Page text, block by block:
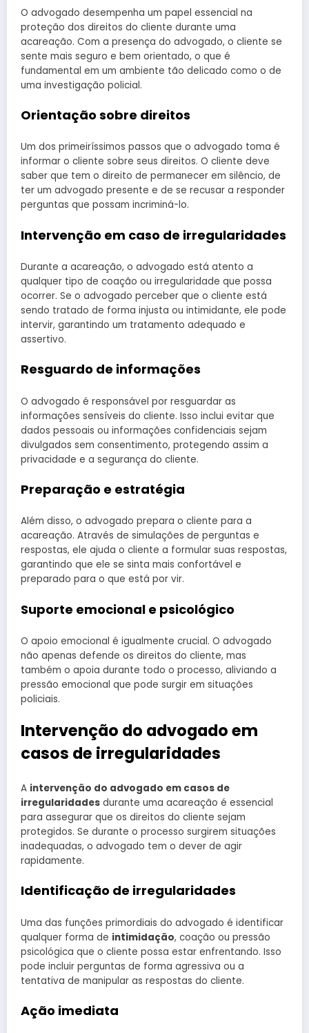
O advogado desempenha um papel essencial na
proteção dos direitos do cliente durante uma
acareação. Com a presença do advogado, o cliente se
sente mais seguro e bem orientado, o que é
fundamental em um ambiente tão delicado como o de
uma investigação policial.
Orientação sobre direitos
Um dos primeiríssimos passos que o advogado toma é
informar o cliente sobre seus direitos. O cliente deve
saber que tem o direito de permanecer em silêncio, de
ter um advogado presente e de se recusar a responder
perguntas que possam incriminá-lo.
Intervenção em caso de irregularidades
Durante a acareação, o advogado está atento a
qualquer tipo de coação ou irregularidade que possa
ocorrer. Se o advogado perceber que o cliente está
sendo tratado de forma injusta ou intimidante, ele pode
intervir, garantindo um tratamento adequado e
assertivo.
Resguardo de informações
O advogado é responsável por resguardar as
informações sensíveis do cliente. Isso inclui evitar que
dados pessoais ou informações confidenciais sejam
divulgados sem consentimento, protegendo assim a
privacidade e a segurança do cliente.
Preparação e estratégia
Além disso, o advogado prepara o cliente para a
acareação. Através de simulações de perguntas e
respostas, ele ajuda o cliente a formular suas respostas,
garantindo que ele se sinta mais confortável e
preparado para o que está por vir.
Suporte emocional e psicológico
O apoio emocional é igualmente crucial. O advogado
não apenas defende os direitos do cliente, mas
também o apoia durante todo o processo, aliviando a
pressão emocional que pode surgir em situações
policiais.
Intervenção do advogado em
casos de irregularidades
A intervenção do advogado em casos de
irregularidades durante uma acareação é essencial
para assegurar que os direitos do cliente sejam
protegidos. Se durante o processo surgirem situações
inadequadas, o advogado tem o dever de agir
rapidamente.
Identificação de irregularidades
Uma das funções primordiais do advogado é identificar
qualquer forma de intimidação, coação ou pressão
psicológica que o cliente possa estar enfrentando. Isso
pode incluir perguntas de forma agressiva ou a
tentativa de manipular as respostas do cliente.
Ação imediata